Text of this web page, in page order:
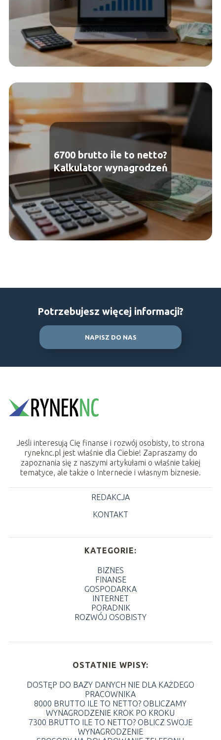
6700 brutto ile to netto?
Kalkulator wynagrodzeń
Potrzebujesz więcej informacji?
NAPISZ DO NAS
Jeśli interesują Cię finanse i rozwój osobisty, to strona
ryneknc.pl jest właśnie dla Ciebie! Zapraszamy do
zapoznania się z naszymi artykułami o właśnie takiej
tematyce, ale także o Internecie i własnym biznesie.
REDAKCJA
KONTAKT
KATEGORIE:
BIZNES
FINANSE
GOSPODARKA
INTERNET
PORADNIK
ROZWÓJ OSOBISTY
OSTATNIE WPISY:
DOSTĘP DO BAZY DANYCH NIE DLA KAŻDEGO
PRACOWNIKA
8000 BRUTTO ILE TO NETTO? OBLICZAMY
WYNAGRODZENIE KROK PO KROKU
7300 BRUTTO ILE TO NETTO? OBLICZ SWOJE
WYNAGRODZENIE